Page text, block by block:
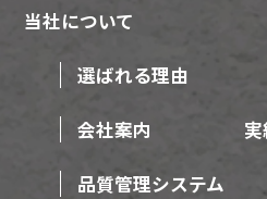
当社について
選ばれる理由
会社案内
品質管理システム